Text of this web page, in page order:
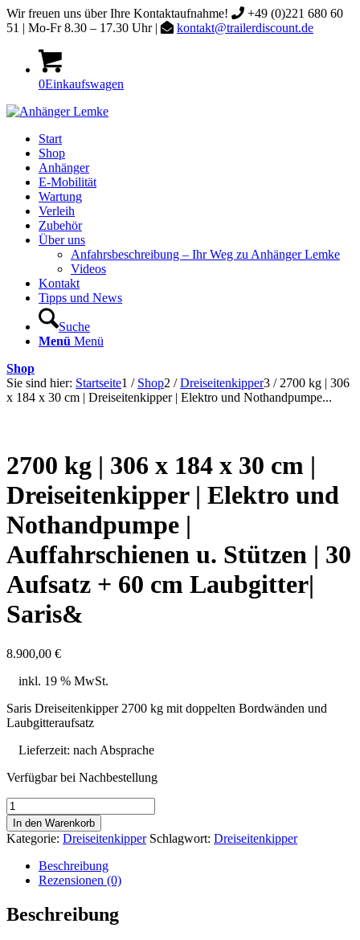
Wir freuen uns über Ihre Kontaktaufnahme!
+49 (0)221 680 60
51 | Mo-Fr 8.30 – 17.30 Uhr |
kontakt@trailerdiscount.de
0Einkaufswagen
Start
Shop
Anhänger
E-Mobilität
Wartung
Verleih
Zubehör
Über uns
Anfahrsbeschreibung – Ihr Weg zu Anhänger Lemke
Videos
Kontakt
Tipps und News
Suche
Menü Menü
Shop
Sie sind hier: Startseite1 / Shop2 / Dreiseitenkipper3 / 2700 kg | 306
x 184 x 30 cm | Dreiseitenkipper | Elektro und Nothandpumpe...
2700 kg | 306 x 184 x 30 cm |
Dreiseitenkipper | Elektro und
Nothandpumpe |
Auffahrschienen u. Stützen | 30
Aufsatz + 60 cm Laubgitter|
Saris&
8.900,00 €
inkl. 19 % MwSt.
Saris Dreiseitenkipper 2700 kg mit doppelten Bordwänden und
Laubgitteraufsatz
Lieferzeit: nach Absprache
Verfügbar bei Nachbestellung
2700
kg
|
306
30
cm
In den Warenkorb
Kategorie: Dreiseitenkipper Schlagwort: Dreiseitenkipper
Beschreibung
Rezensionen (0)
Beschreibung